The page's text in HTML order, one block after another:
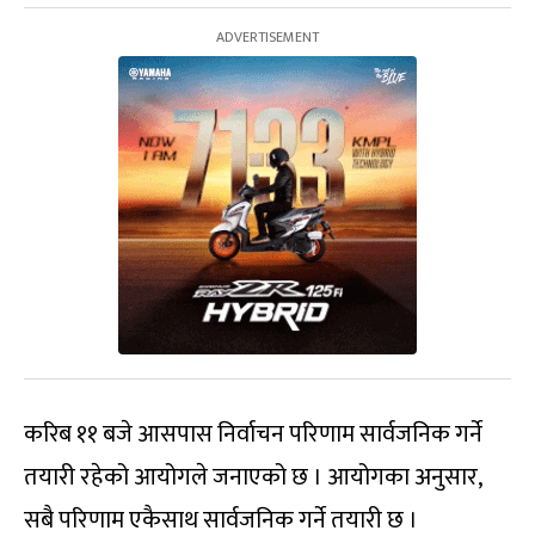
करिब ११ बजे आसपास निर्वाचन परिणाम सार्वजनिक गर्ने
तयारी रहेको आयोगले जनाएको छ । आयोगका अनुसार,
सबै परिणाम एकैसाथ सार्वजनिक गर्ने तयारी छ ।